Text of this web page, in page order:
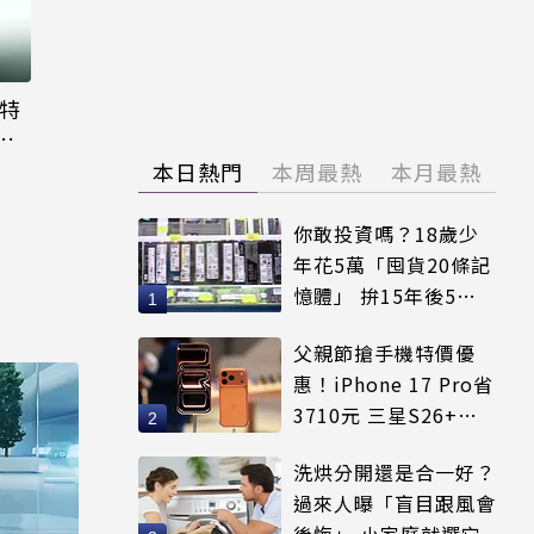
本日熱門
本周最熱 本月最熱
你敢投資嗎？18歲少
年花5萬「囤貨20條記
憶體」 拚15年後5倍
父親節搶手機特價優
惠！iPhone 17 Pro省
3710元 三星S26+狂
洗烘分開還是合一好？
過來人曝「盲目跟風會